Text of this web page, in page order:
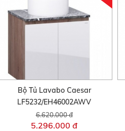
Bộ Tủ Lavabo Caesar
LF5232/EH46002AWV
6.620.000 đ
5.296.000 đ